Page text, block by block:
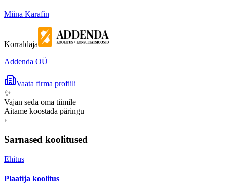
Miina Karafin
Korraldaja
Addenda OÜ
Vaata firma profiili
✨
Vajan seda oma tiimile
Aitame koostada päringu
›
Sarnased koolitused
Ehitus
Plaatija koolitus